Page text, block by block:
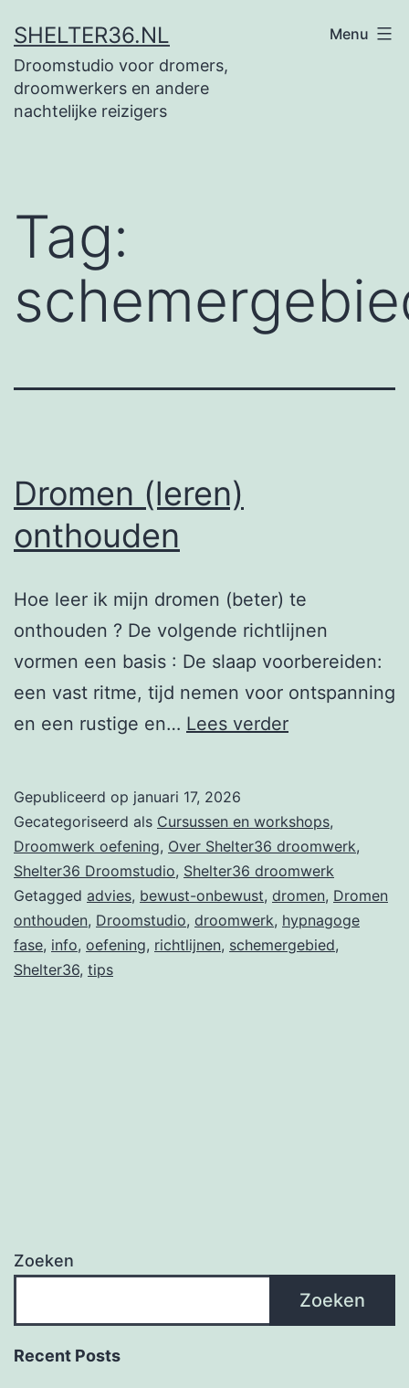
naar
de
inhoud
SHELTER36.NL
Droomstudio voor dromers,
droomwerkers en andere
nachtelijke reizigers
Menu
Tag:
Dromen (leren)
onthouden
Hoe leer ik mijn dromen (beter) te
onthouden ? De volgende richtlijnen
vormen een basis : De slaap voorbereiden:
een vast ritme, tijd nemen voor ontspanning
en een rustige en… Lees verderDromen
Gepubliceerd op januari 17, 2026
Gecategoriseerd als Cursussen en workshops,
Droomwerk oefening, Over Shelter36 droomwerk,
Shelter36 Droomstudio, Shelter36 droomwerk
Getagged advies, bewust-onbewust, dromen, Dromen
onthouden, Droomstudio, droomwerk, hypnagoge
fase, info, oefening, richtlijnen, schemergebied,
Shelter36, tips
Zoeken
Zoeken
Recent Posts